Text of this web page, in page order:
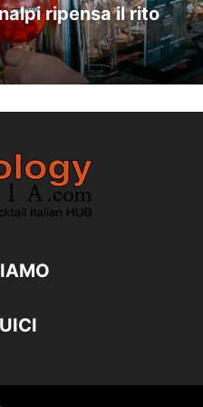
VINI E SPUMANTI
ripensa il rito